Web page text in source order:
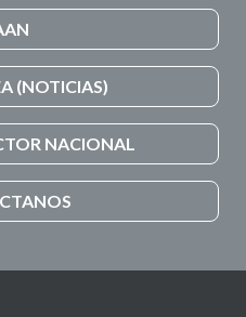
(NOTICIAS)
NACIONAL